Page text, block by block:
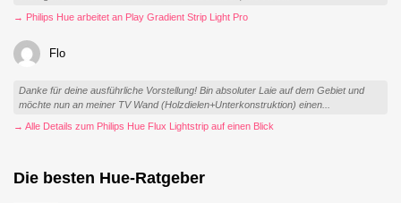
→ Philips Hue arbeitet an Play Gradient Strip Light Pro
Flo
Danke für deine ausführliche Vorstellung! Bin absoluter Laie auf dem Gebiet und
möchte nun an meiner TV Wand (Holzdielen+Unterkonstruktion) einen...
→ Alle Details zum Philips Hue Flux Lightstrip auf einen Blick
Die besten Hue-Ratgeber